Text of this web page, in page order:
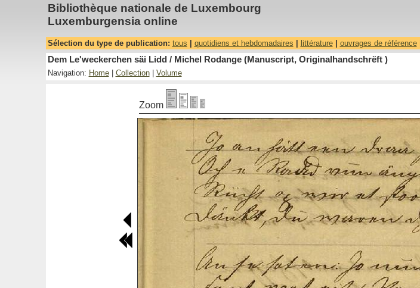
Bibliothèque nationale de Luxembourg
Luxemburgensia online
Sélection du type de publication: tous quotidiens et hebdomadaires littérature| ouvrages de référence|
Dem Le'weckerchen säi Lidd / Michel Rodange (Manuscript, Originalhandschrëft )
Navigation: Home| Collection| Volume
Zoom